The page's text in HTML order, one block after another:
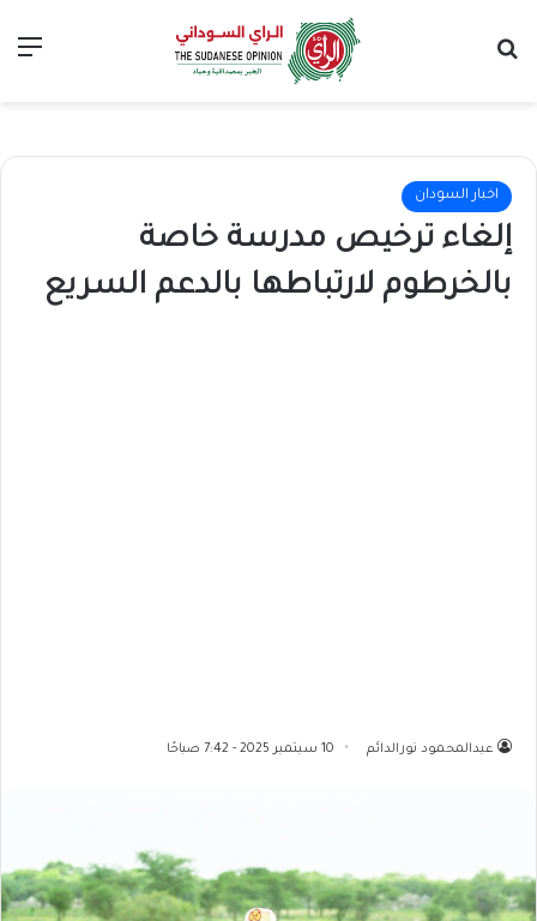
اخبار السودان
إلغاء ترخيص مدرسة خاصة
بالخرطوم لارتباطها بالدعم السريع
عبدالمحمود نورالدائم 10 سبتمبر 2025 - 7:42 صباحًا